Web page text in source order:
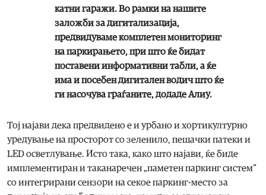
катни гаражи. Во рамки на нашите
заложби за дигитализација,
предвидуваме комплетен мониторинг
на паркирањето, при што ќе бидат
поставени информативни табли, а ќе
има и посебен дигитален водич што ќе
ги насочува граѓаните, додаде Алиу.
Тој најави дека предвидено е и урбано и хортикултурно
уредување на просторот со зеленило, пешачки патеки и
LED осветлување. Исто така, како што најави, ќе биде
имплементиран и таканаречен „паметен паркинг систем“
со интегрирани сензори на секое паркинг-место за